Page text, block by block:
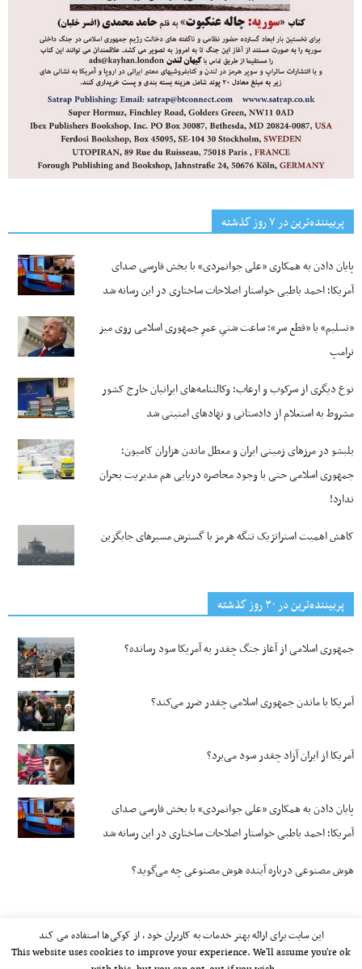
پربیننده‌ترین‌ در ۷ روز گذشته
پایان دادن به همکاری «علی جوانمردی» با بخش فارسی صدای
آمریکا؛ احمد باطبی خواستار اصلاحات ساختاری در این رسانه شد
«تسلیم» یا «قطع سر»؛ ساعت شنیِ عمرِ جمهوری اسلامی روی میز
ترامپ
نوع دیگری از سرکوب و ارعاب؛ وکالتنامه‌های ایرانیان خارج کشور
مشروط به استعلام از دادستانی و نهادهای امنیتی شد
بلبشو در مرزهای زمینی ایران و معطل ماندن هزاران کامیون؛
جمهوری اسلامی حتی با وجود محاصره دریایی هم مدیریت بحران
ندارد!
کاهش اهمیت استراتژیک تنگه‌ هرمز با گسترش مسیرهای جایگزین
پربیننده‌ترین‌ در ۳۰ روز گذشته
جمهوری اسلامی از آغاز جنگ چقدر به آمریکا سود رسانده؟
آمریکا با ماندن جمهوری اسلامی چقدر ضرر می‌کند؟
آمریکا از ایران آزاد چقدر سود می‌برد؟
پایان دادن به همکاری «علی جوانمردی» با بخش فارسی صدای
آمریکا؛ احمد باطبی خواستار اصلاحات ساختاری در این رسانه شد
هوش مصنوعی درباره آینده هوش مصنوعی چه می‌گوید؟
این سایت برای ارائه بهتر خدمات به کاربران خود ، از کوکی‌ها استفاده می کند
This website uses cookies to improve your experience. We'll assume you're ok